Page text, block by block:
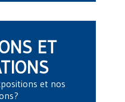
ET
et nos